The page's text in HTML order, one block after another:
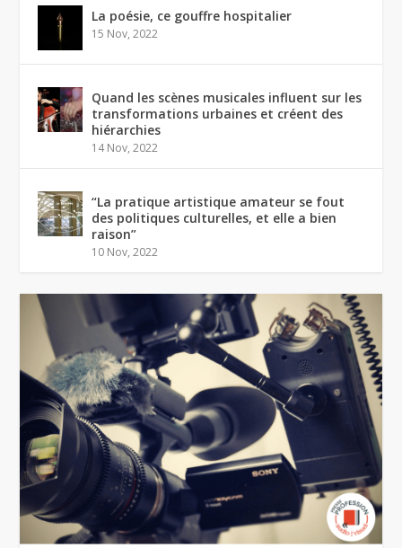
La poésie, ce gouffre hospitalier
15 Nov, 2022
Quand les scènes musicales influent sur les
transformations urbaines et créent des
hiérarchies
14 Nov, 2022
“La pratique artistique amateur se fout
des politiques culturelles, et elle a bien
raison”
10 Nov, 2022